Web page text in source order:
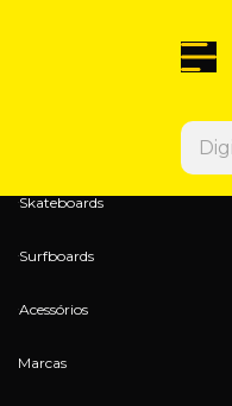
Skateboards
Surfboards
Acessórios
Marcas